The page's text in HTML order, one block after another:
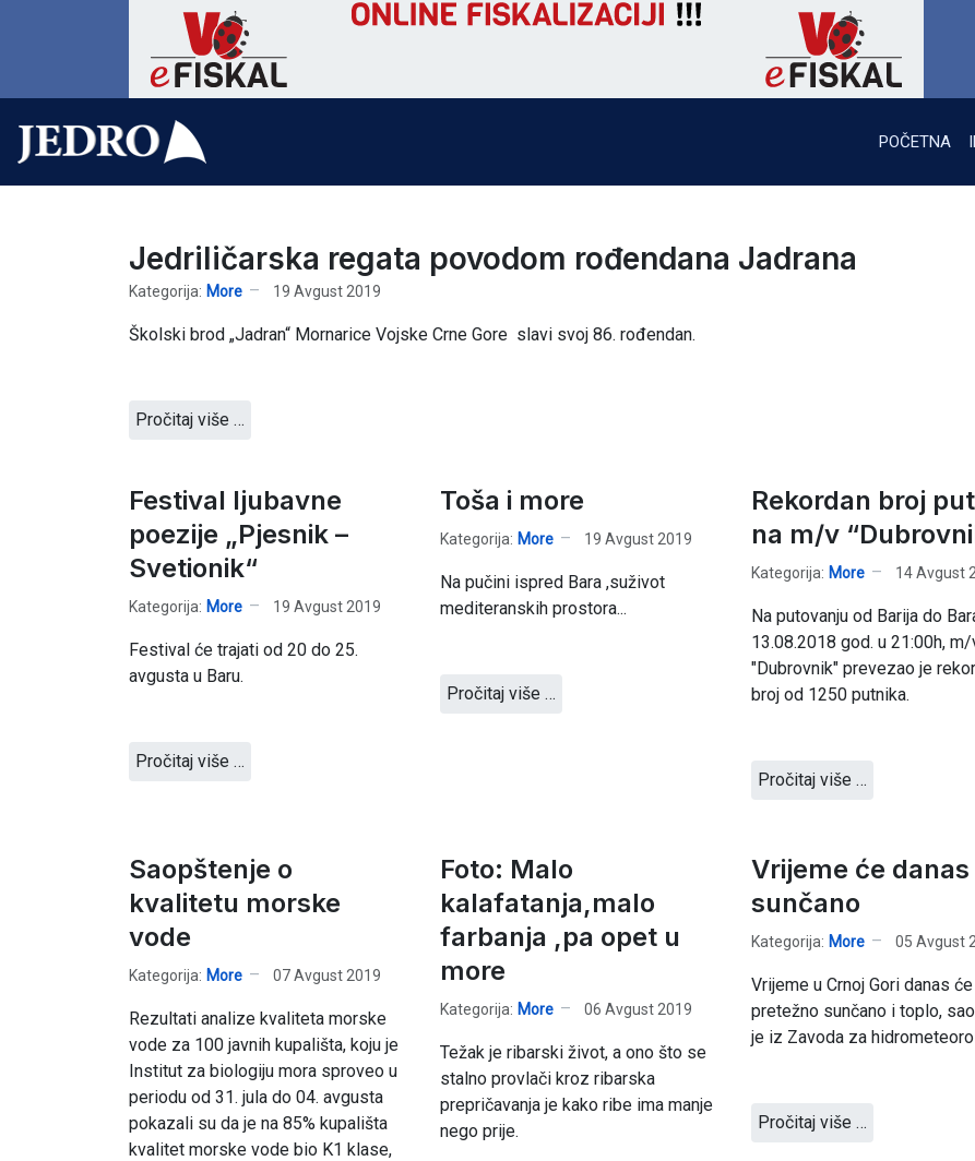
POČETNA
Jedriličarska regata povodom rođendana Jadrana
Kategorija: More 19 Avgust 2019
Školski brod „Jadran“ Mornarice Vojske Crne Gore slavi svoj 86. rođendan.
Pročitaj više …
Festival ljubavne
poezije „Pjesnik –
Svetionik“
Kategorija: More 19 Avgust 2019
Festival će trajati od 20 do 25.
avgusta u Baru.
Pročitaj više …
Toša i more
Kategorija: More 19 Avgust 2019
Na pučini ispred Bara ,suživot
mediteranskih prostora...
Pročitaj više …
Rekordan broj
na m/v
Kategorija: More 14 Avgust
Na putovanju od Barija do
13.08.2018 god. u 21:00h,
"Dubrovnik" prevezao je
broj od 1250 putnika.
Pročitaj više …
Saopštenje o
kvalitetu morske
vode
Kategorija: More 07 Avgust 2019
Rezultati analize kvaliteta morske
vode za 100 javnih kupališta, koju je
Institut za biologiju mora sproveo u
periodu od 31. jula do 04. avgusta
pokazali su da je na 85% kupališta
kvalitet morske vode bio K1 klase,
Foto: Malo
kalafatanja,malo
farbanja ,pa opet u
more
Kategorija: More 06 Avgust 2019
Težak je ribarski život, a ono što se
stalno provlači kroz ribarska
prepričavanja je kako ribe ima manje
nego prije.
Vrijeme će danas
sunčano
Kategorija: More 05 Avgust
Vrijeme u Crnoj Gori danas
pretežno sunčano i toplo,
je iz Zavoda za
Pročitaj više …